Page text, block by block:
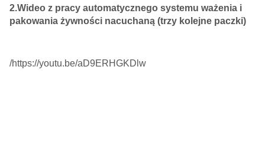
2.Wideo z pracy automatycznego systemu ważenia i
pakowania żywności nacuchaną (trzy kolejne paczki)
/https://youtu.be/aD9ERHGKDlw